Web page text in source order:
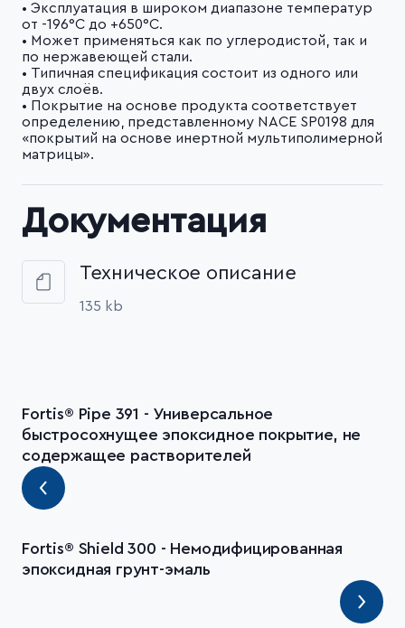
• Эксплуатация в широком диапазоне температур
от -196°С до +650°С.
• Может применяться как по углеродистой, так и
по нержавеющей стали.
• Типичная спецификация состоит из одного или
двух слоёв.
• Покрытие на основе продукта соответствует
определению, представленному NACE SP0198 для
«покрытий на основе инертной мультиполимерной
матрицы».
Документация
Техническое описание
135 kb
Fortis® Pipe 391 - Универсальное
быстросохнущее эпоксидное покрытие, не
содержащее растворителей
Fortis® Shield 300 - Немодифицированная
эпоксидная грунт-эмаль